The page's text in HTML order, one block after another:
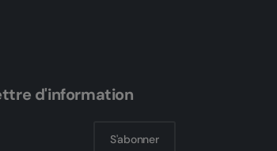
d'information
S'abonner